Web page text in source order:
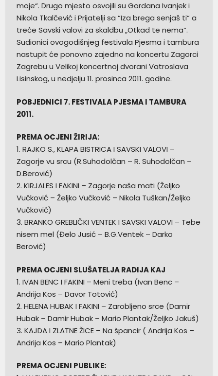
moje“. Drugo mjesto osvojili su Gordana Ivanjek i
Nikola Tkalčević i Prijatelji sa “Iza brega senjaš ti“ a
treće Savski valovi za skaldbu „Otkad te nema“.
Sudionici ovogodišnjeg festivala Pjesma i tambura
nastupit će ponovno zajedno na koncertu Zagorci
Zagrebu u Velikoj koncertnoj dvorani Vatroslava
Lisinskog, u nedjelju 11. prosinca 2011. godine.
POBJEDNICI 7. FESTIVALA PJESMA I TAMBURA
2011.
PREMA OCJENI ŽIRIJA:
1. RAJKO S., KLAPA BISTRICA I SAVSKI VALOVI –
Zagorje vu srcu (R.Suhodolčan – R. Suhodolčan –
D.Berović)
2. KIRJALES I FAKINI – Zagorje naša mati (Željko
Vučković – Željko Vučković – Nikola Tuškan/Željko
Vučković)
3. BRANKO GREBLIČKI VENTEK I SAVSKI VALOVI – Tebe
nisem mel (Đelo Jusić – B.G.Ventek – Darko
Berović)
PREMA OCJENI SLUŠATELJA RADIJA KAJ
1. IVAN BENC I FAKINI – Meni treba (Ivan Benc –
Andrija Kos – Davor Totović)
2. HELENA HUBAK I FAKINI – Zarobljeno srce (Damir
Hubak – Damir Hubak – Mario Plantak/Željko Jakuš)
3. KAJDA I ZLATNE ŽICE – Na špancir ( Andrija Kos –
Andrija Kos – Mario Plantak)
PREMA OCJENI PUBLIKE: